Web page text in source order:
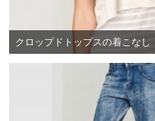
クロップドトップスの着こなし